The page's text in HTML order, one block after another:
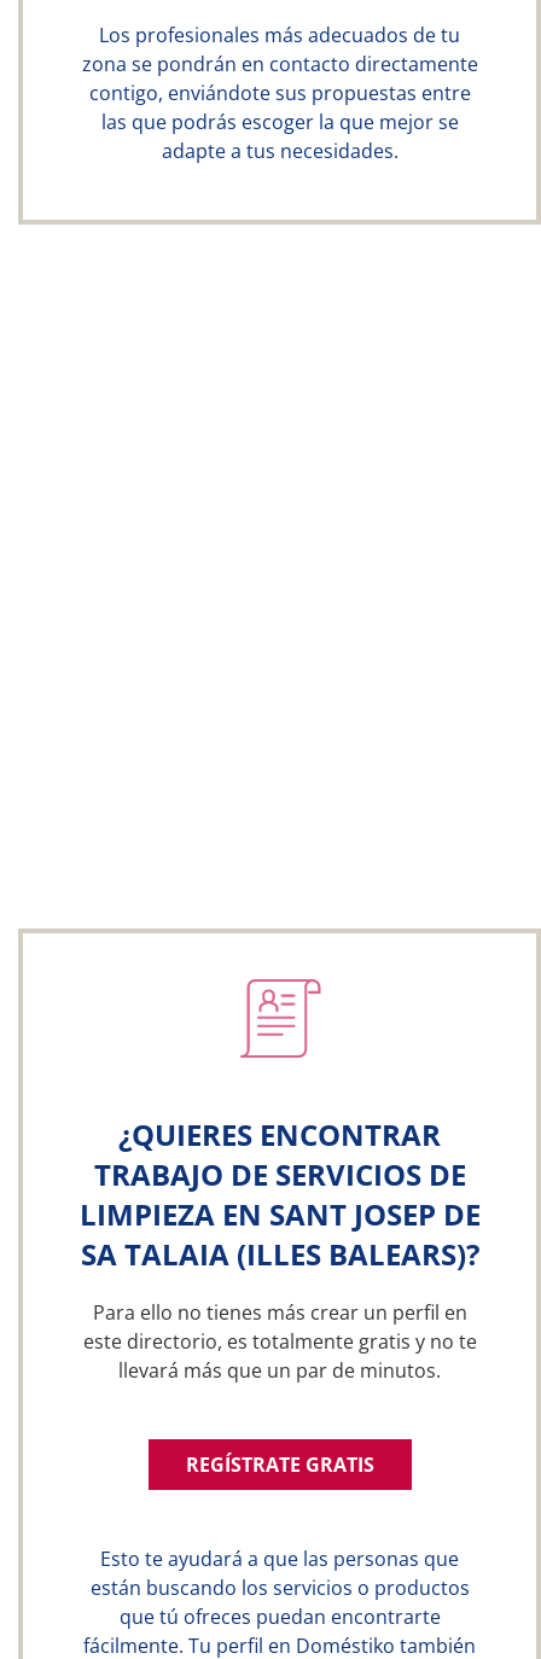
Los profesionales más adecuados de tu
zona se pondrán en contacto directamente
contigo, enviándote sus propuestas entre
las que podrás escoger la que mejor se
adapte a tus necesidades.
¿QUIERES ENCONTRAR
TRABAJO DE SERVICIOS DE
LIMPIEZA EN SANT JOSEP DE
SA TALAIA (ILLES BALEARS)?
Para ello no tienes más crear un perfil en
este directorio, es totalmente gratis y no te
llevará más que un par de minutos.
REGÍSTRATE GRATIS
Esto te ayudará a que las personas que
están buscando los servicios o productos
que tú ofreces puedan encontrarte
fácilmente. Tu perfil en Doméstiko también